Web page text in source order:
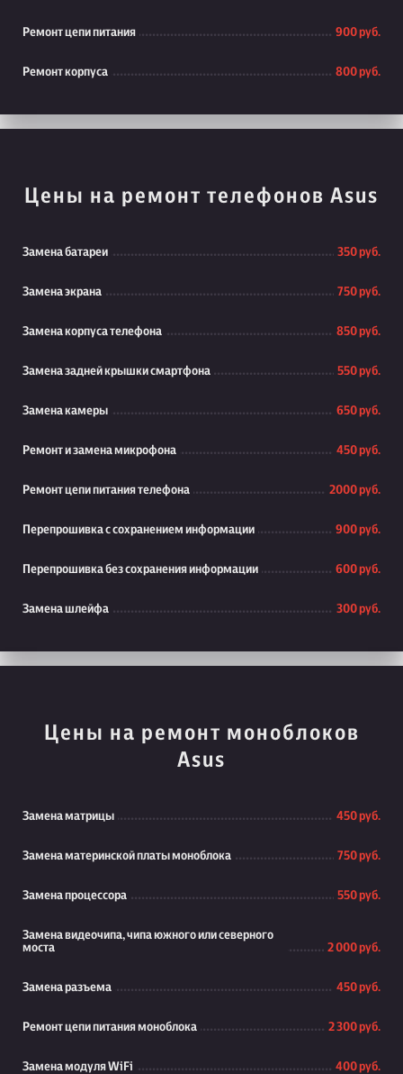
Ремонт цепи питания 900 руб.
Ремонт корпуса 800 руб.
Цены на ремонт телефонов Asus
Замена батареи 350 руб.
Замена экрана 750 руб.
Замена корпуса телефона 850 руб.
Замена задней крышки смартфона 550 руб.
Замена камеры 650 руб.
Ремонт и замена микрофона 450 руб.
Ремонт цепи питания телефона 2000 руб.
Перепрошивка с сохранением информации 900 руб.
Перепрошивка без сохранения информации 600 руб.
Замена шлейфа 300 руб.
Цены на ремонт моноблоков
Asus
Замена матрицы 450 руб.
Замена материнской платы моноблока 750 руб.
Замена процессора 550 руб.
Замена видеочипа, чипа южного или северного
моста
2 000 руб.
Замена разъема 450 руб.
Ремонт цепи питания моноблока 2 300 руб.
Замена модуля WiFi 400 руб.